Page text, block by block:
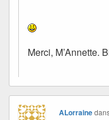
Merci, M’Annette.
ALorraine